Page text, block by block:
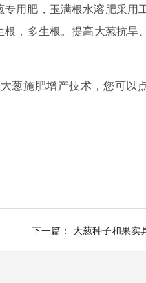
用肥，玉满根水溶肥采用
，多生根。提高大葱抗旱
葱施肥增产技术，您可以
下一篇：